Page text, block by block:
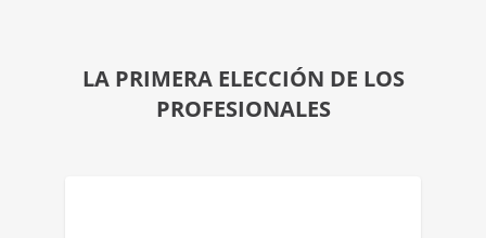
LA PRIMERA ELECCIÓN DE LOS
PROFESIONALES